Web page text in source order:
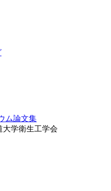
ム論文集
大学衛生工学会